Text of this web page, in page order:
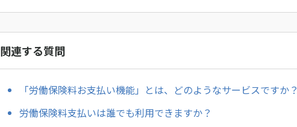
関連する質問
「労働保険料お支払い機能」とは、どのようなサービスですか？
労働保険料支払いは誰でも利用できますか？